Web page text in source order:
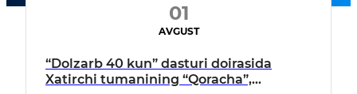
01
AVGUST
“Dolzarb 40 kun” dasturi doirasida
Xatirchi tumanining “Qoracha”,